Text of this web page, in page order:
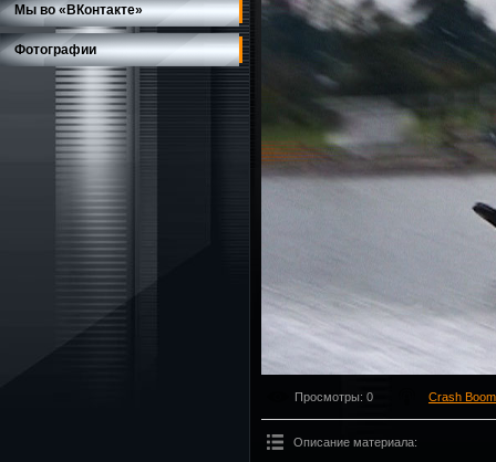
Мы во «ВКонтакте»
Фотографии
Просмотры: 0 Crash
Описание материала: